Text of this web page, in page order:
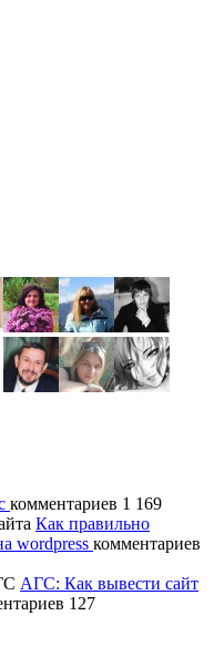
комментариев 1 169
Как правильно
wordpress комментариев
АГС: Как вывести сайт
127